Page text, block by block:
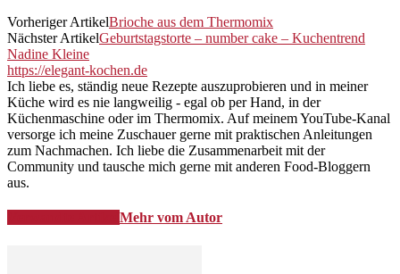
Vorheriger ArtikelBrioche aus dem Thermomix
Nächster ArtikelGeburtstagstorte – number cake – Kuchentrend
Nadine Kleine
https://elegant-kochen.de
Ich liebe es, ständig neue Rezepte auszuprobieren und in meiner
Küche wird es nie langweilig - egal ob per Hand, in der
Küchenmaschine oder im Thermomix. Auf meinem YouTube-Kanal
versorge ich meine Zuschauer gerne mit praktischen Anleitungen
zum Nachmachen. Ich liebe die Zusammenarbeit mit der
Community und tausche mich gerne mit anderen Food-Bloggern
aus.
Mehr vom Autor